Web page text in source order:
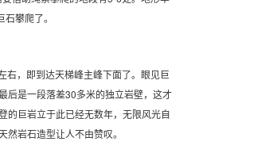
攀爬了。
，即到达天梯峰主峰下面了。眼见巨
后是一段落差30多米的独立岩壁，这才
的巨岩立于此已经无数年，无限风光自
岩石造型让人不由赞叹。